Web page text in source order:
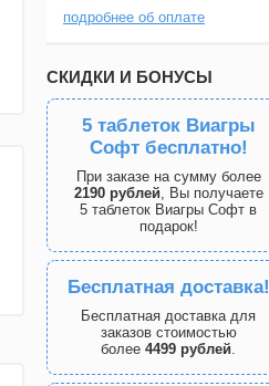
подробнее об оплате
СКИДКИ И БОНУСЫ
5 таблеток Виагры
Софт бесплатно!
При заказе на сумму более
2190 рублей, Вы получаете
5 таблеток Виагры Софт в
подарок!
Бесплатная доставка!
Бесплатная доставка для
заказов стоимостью
более 4499 рублей.